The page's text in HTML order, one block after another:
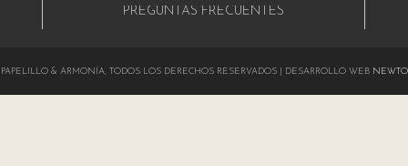
PREGUNTAS FRECUENTES
PAPELILLO & ARMONÍA, TODOS LOS DERECHOS RESERVADOS | DESARROLLO WEB